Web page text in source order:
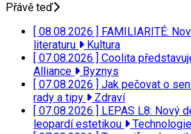
Přávě teď
[ 08.08.2026 ] FAMILIARITÉ:
literaturu
Kultura
[ 07.08.2026 ] Coolita
Alliance
Byznys
[ 07.08.2026 ] Jak pečovat o
rady a tipy
Zdraví
[ 07.08.2026 ] LEPAS L8: Nový
leopardí estetikou
Technologie